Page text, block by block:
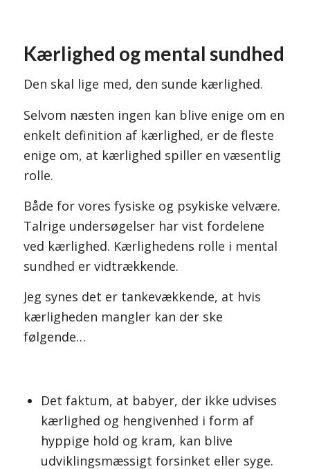
Kærlighed og mental sundhed
Den skal lige med, den sunde kærlighed.
Selvom næsten ingen kan blive enige om en
enkelt definition af kærlighed, er de fleste
enige om, at kærlighed spiller en væsentlig
rolle.
Både for vores fysiske og psykiske velvære.
Talrige undersøgelser har vist fordelene
ved kærlighed. Kærlighedens rolle i mental
sundhed er vidtrækkende.
Jeg synes det er tankevækkende, at hvis
kærligheden mangler kan der ske
følgende…
Det faktum, at babyer, der ikke udvises
kærlighed og hengivenhed i form af
hyppige hold og kram, kan blive
udviklingsmæssigt forsinket eller syge.